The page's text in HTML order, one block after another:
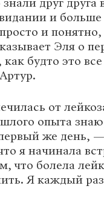
и больше
и
Эля о
будто это
от
опыта
же день,
я начинала
что болела
Я каждый